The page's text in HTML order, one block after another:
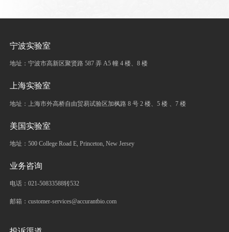
宁波实验室
地址：宁波市高新区聚贤路 587 弄 A5 幢 4 楼、8 楼
上海实验室
地址：上海市外高桥自由贸易试验区加枫路 8 号 2 楼、5 楼 、7 楼
美国实验室
地址：500 College Road E, Princeton, New Jersey
业务咨询
电话：021-50833588转532
邮箱：customer-services@accurantbio.com